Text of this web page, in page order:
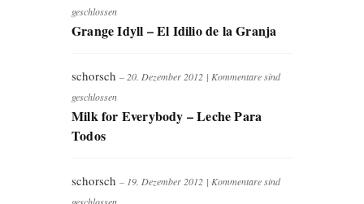
geschlossen
Grange Idyll – El Idilio de la Granja
schorsch – 20. Dezember 2012 | Kommentare sind
geschlossen
Milk for Everybody – Leche Para
Todos
schorsch – 19. Dezember 2012 | Kommentare sind